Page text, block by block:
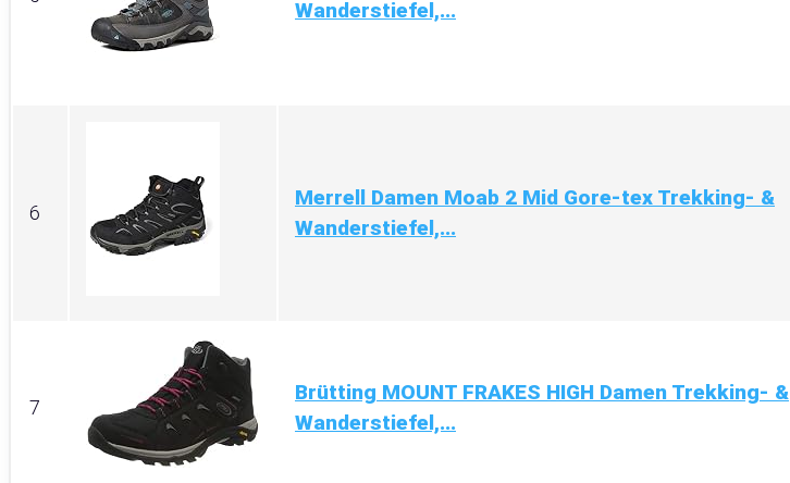
Wanderstiefel,...
6
Merrell Damen Moab 2 Mid Gore-tex Trekking- &
Wanderstiefel,...
7
Brütting MOUNT FRAKES HIGH Damen Trekking- &
Wanderstiefel,...